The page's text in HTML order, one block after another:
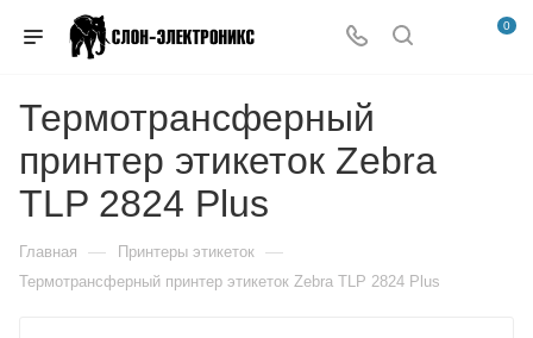
0
Термотрансферный
принтер этикеток Zebra
TLP 2824 Plus
Главная — Принтеры этикеток —
Термотрансферный принтер этикеток Zebra TLP 2824 Plus